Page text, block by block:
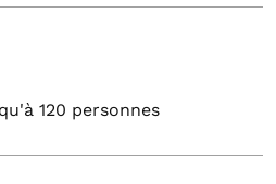
120 personnes